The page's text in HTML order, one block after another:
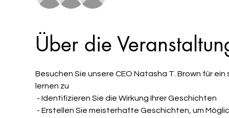
Über die
Besuchen Sie unsere CEO Natasha T. Brown für
lernen zu
- Identifizieren Sie die Wirkung Ihrer Geschichten
- Erstellen Sie meisterhafte Geschichten, um